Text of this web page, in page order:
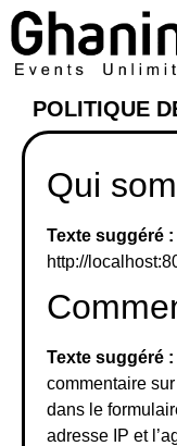
POLITIQUE
Qui
Texte suggéré :
http://
Texte suggéré :
commentaire
dans le
adresse IP et